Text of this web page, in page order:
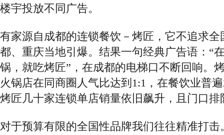
楼宇投放不同广告。
有家源自成都的连锁餐饮－烤匠，它不追求全
都、重庆当地引爆。结果一句经典广告语： “
锅，就吃烤匠”，在成都的电梯口不断回响。
火锅店在同商圈人气比达到1:1，在餐饮业普
烤匠几十家连锁单店销量依旧飙升，且门口排
对于预算有限的全国性品牌我们往往精准打击